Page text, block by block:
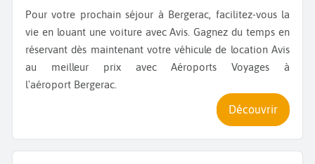
Pour votre prochain séjour à Bergerac, facilitez-vous la
vie en louant une voiture avec Avis. Gagnez du temps en
réservant dès maintenant votre véhicule de location Avis
au meilleur prix avec Aéroports Voyages à
l'aéroport Bergerac.
Découvrir